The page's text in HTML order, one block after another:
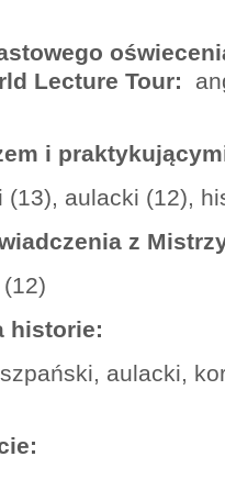
Lecture Tour:
i
(13), aulacki (12),
z
historie:
aulacki,